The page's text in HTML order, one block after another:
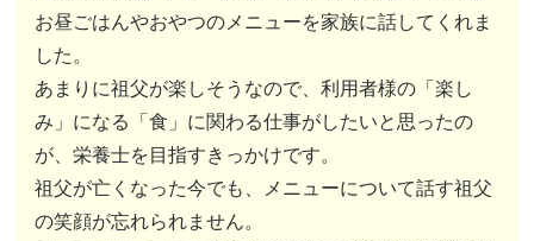
お昼ごはんやおやつのメニューを家族に話してくれま
した。
あまりに祖父が楽しそうなので、利用者様の「楽し
み」になる「食」に関わる仕事がしたいと思ったの
が、栄養士を目指すきっかけです。
祖父が亡くなった今でも、メニューについて話す祖父
の笑顔が忘れられません。